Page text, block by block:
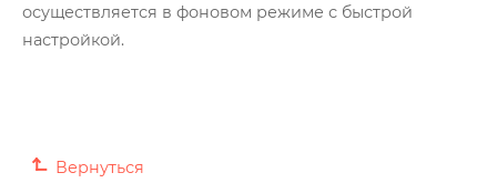
осуществляется в фоновом режиме с быстрой
настройкой.
Вернуться